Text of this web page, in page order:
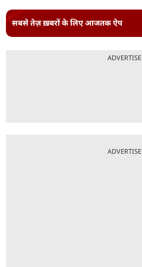
सबसे तेज़ ख़बरों के लिए आजतक ऐप